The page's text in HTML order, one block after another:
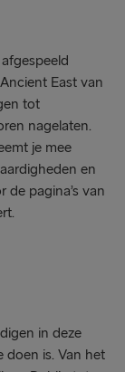
East van
tot
nagelaten.
je mee
en
de pagina’s van
in deze
doen is. Van het